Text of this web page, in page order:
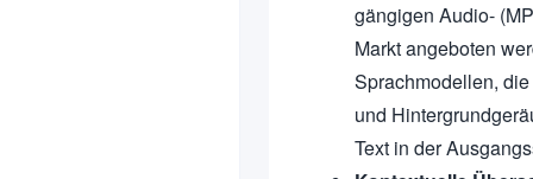
gängigen Audio-
Markt angeboten
Sprachmodellen,
und
Text in der